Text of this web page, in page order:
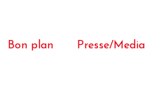
Bon plan Presse/Media